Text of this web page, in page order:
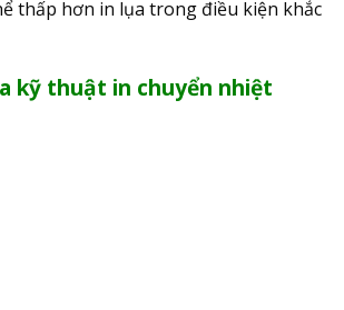
thấp hơn in lụa trong điều kiện khắc
kỹ thuật in chuyển nhiệt